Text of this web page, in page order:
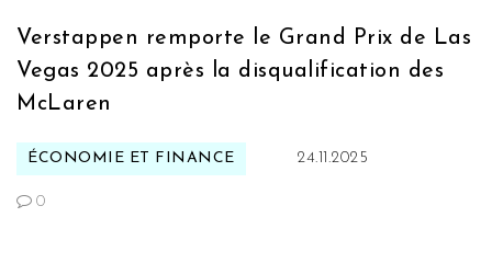
Verstappen remporte le Grand Prix de Las
Vegas 2025 après la disqualification des
McLaren
ÉCONOMIE ET FINANCE 24.11.2025
0